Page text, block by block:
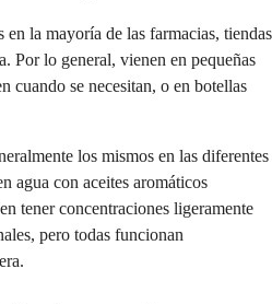
en la mayoría de las farmacias, tiendas
Por lo general, vienen en pequeñas
cuando se necesitan, o en botellas
los mismos en las diferentes
agua con aceites aromáticos
tener concentraciones ligeramente
pero todas funcionan